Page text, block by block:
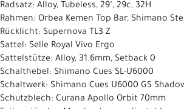
Radsatz: Alloy, Tubeless, 29", 29c, 32H
Rahmen: Orbea Kemen Top Bar, Shimano
Rücklicht: Supernova TL3 Z
Sattel: Selle Royal Vivo Ergo
Sattelstütze: Alloy, 31.6mm, Setback 0
Schalthebel: Shimano Cues SL-U6000
Schaltwerk: Shimano Cues U6000 GS
Schutzblech: Curana Apollo Orbit 70mm